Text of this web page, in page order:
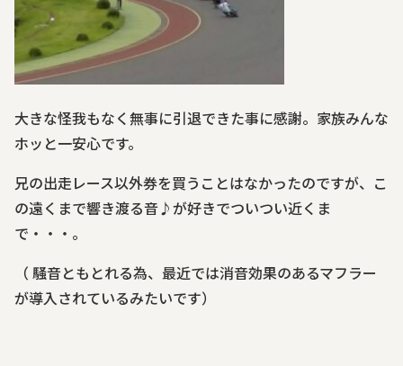
大きな怪我もなく無事に引退できた事に感謝。家族みんな
ホッと一安心です。
兄の出走レース以外券を買うことはなかったのですが、こ
の遠くまで響き渡る音♪が好きでついつい近くま
で・・・。
（ 騒音ともとれる為、最近では消音効果のあるマフラー
が導入されているみたいです）